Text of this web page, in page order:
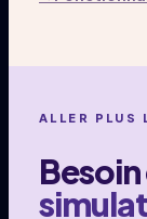
ALLER PLUS